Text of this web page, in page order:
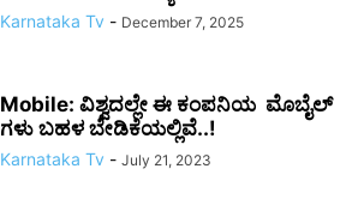
Karnataka Tv - December 7, 2025
Mobile: ವಿಶ್ವದಲ್ಲೇ ಈ ಕಂಪನಿಯ ಮೊಬೈಲ್
ಗಳು ಬಹಳ ಬೇಡಿಕೆಯಲ್ಲಿವೆ..!
Karnataka Tv - July 21, 2023